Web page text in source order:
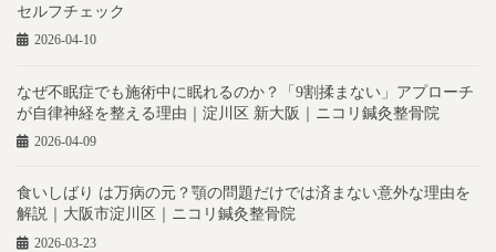
セルフチェック
2026-04-10
なぜ不眠症でも施術中に眠れるのか？「9割揉まない」アプローチ
が自律神経を整える理由｜淀川区 新大阪｜ニコリ鍼灸整骨院
2026-04-09
食いしばり は万病の元？顎の問題だけでは済まない意外な理由を
解説｜大阪市淀川区｜ニコリ鍼灸整骨院
2026-03-23